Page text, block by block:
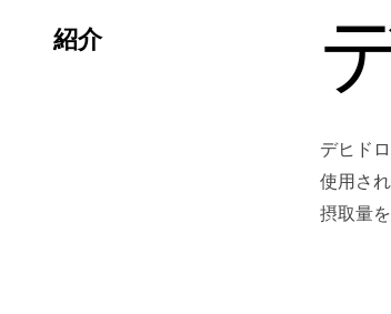
紹介
デヒド
使用さ
摂取量